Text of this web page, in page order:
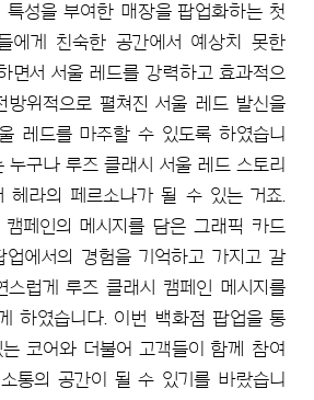
성을 부여한 매장을 팝업화하는 첫
에게 친숙한 공간에서 예상치 못한
면서 서울 레드를 강력하고 효과적으
방위적으로 펼쳐진 서울 레드 발신을
레드를 마주할 수 있도록 하였습니
누구나 루즈 클래시 서울 레드 스토리
헤라의 페르소나가 될 수 있는 거죠.
캠페인의 메시지를 담은 그래픽 카드
에서의 경험을 기억하고 가지고 갈
럽게 루즈 클래시 캠페인 메시지를
하였습니다. 이번 백화점 팝업을 통
코어와 더불어 고객들이 함께 참여
통의 공간이 될 수 있기를 바랐습니